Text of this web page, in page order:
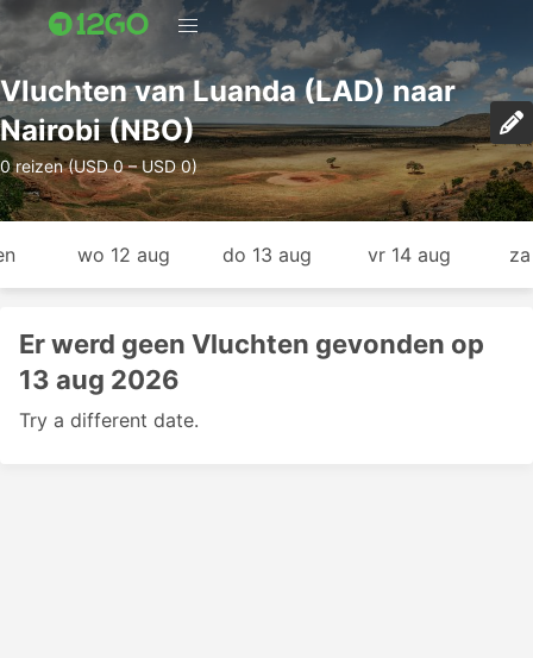
Vluchten van Luanda (LAD) naar
Nairobi (NBO)
0 reizen (USD 0 – USD 0)
wo 12 aug do 13 aug vr 14 aug
Er werd geen Vluchten gevonden op
13 aug 2026
Try a different date.